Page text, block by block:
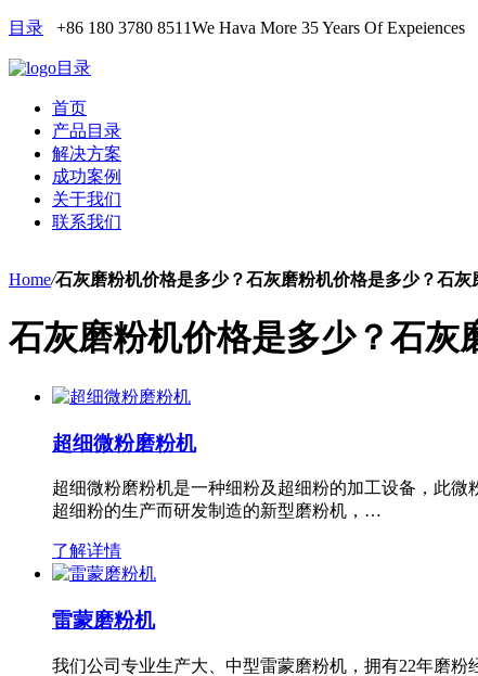
目录 +86 180 3780 8511We Hava More 35 Years Of Expeiences
目录
首页
产品目录
解决方案
成功案例
关于我们
联系我们
Home/石灰磨粉机价格是多少？石灰磨粉机价格是多少？石灰
石灰磨粉机价格是多少？石灰
超细微粉磨粉机
超细微粉磨粉机是一种细粉及超细粉的加工设备，此
超细粉的生产而研发制造的新型磨粉机，…
了解详情
雷蒙磨粉机
我们公司专业生产大、中型雷蒙磨粉机，拥有22年磨